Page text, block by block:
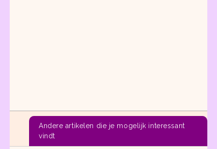
Andere artikelen die je mogelijk interessant
vindt